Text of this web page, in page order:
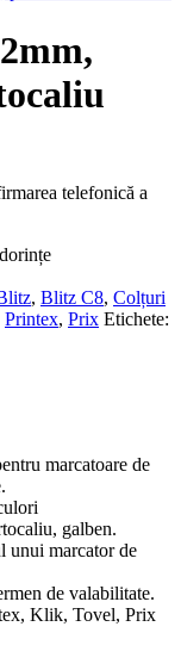
telefonică a
, Blitz C8, Colțuri
Printex, Prix Etichete:
marcatoare de
galben.
unui marcator de
de valabilitate.
Klik, Tovel, Prix